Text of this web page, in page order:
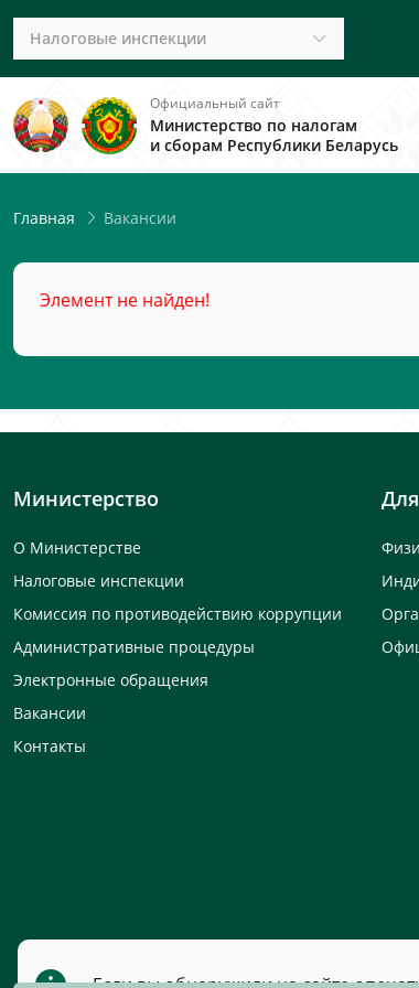
Налоговые инспекции
Официальный сайт
Министерство по налогам
и сборам Республики Беларусь
Главная Вакансии
Элемент не найден!
Министерство
О Министерстве
Налоговые инспекции
Комиссия по противодействию коррупции
Административные процедуры
Электронные обращения
Вакансии
Контакты